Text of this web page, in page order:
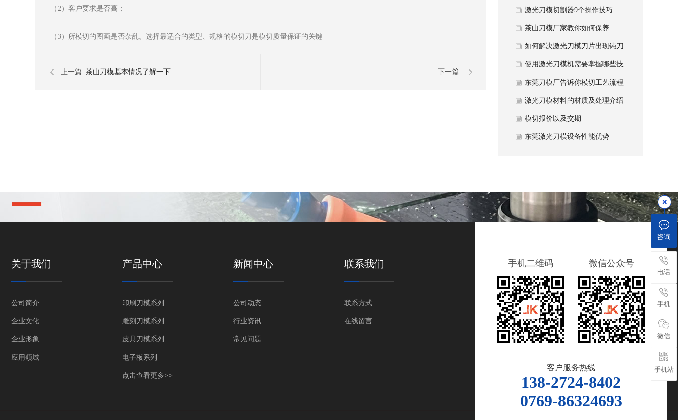
（2）客户要求是否高；
（3）所模切的图画是否杂乱。选择最适合的类型、规格的模切刀是模切质量保证的关键
上一篇:茶山刀模基本情况了解一下 下一篇:
激光刀模切割器9个操作技巧
茶山刀模厂家教你如何保养
如何解决激光刀模刀片出现钝刀
现象？
使用激光刀模机需要掌握哪些技
术呢？
东莞刀模厂告诉你模切工艺流程
怎么做
激光刀模材料的材质及处理介绍
模切报价以及交期
东莞激光刀模设备性能优势
关于我们
公司简介
企业文化
企业形象
应用领域
产品中心
印刷刀模系列
雕刻刀模系列
皮具刀模系列
电子板系列
点击查看更多>>
新闻中心
公司动态
行业资讯
常见问题
联系我们
联系方式
在线留言
手机二维码 微信公众号
客户服务热线
138-2724-8402
0769-86324693
咨询
电话
手机
微信
手机站